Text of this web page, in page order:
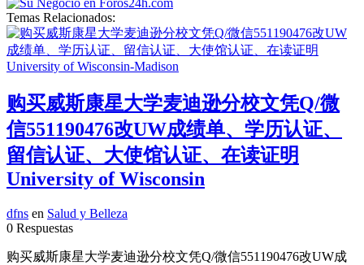
Temas Relacionados:
购买威斯康星大学麦迪逊分校文凭Q/微
信551190476改UW成绩单、学历认证、
留信认证、大使馆认证、在读证明
University of Wisconsin
dfns en Salud y Belleza
0 Respuestas
购买威斯康星大学麦迪逊分校文凭Q/微信551190476改UW成